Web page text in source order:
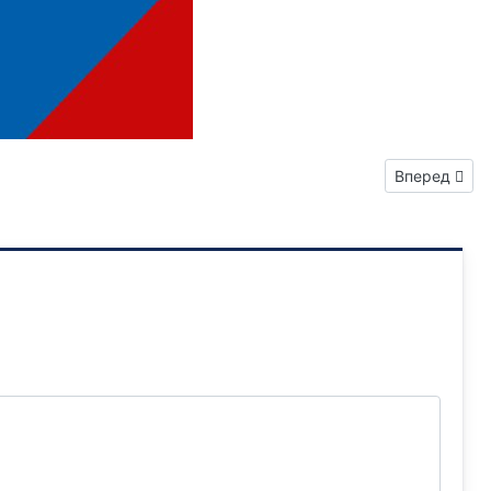
Следующий:
Вперед